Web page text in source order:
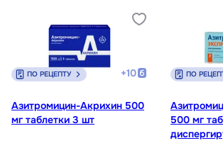
ПО РЕЦЕПТУ +10
Азитромицин-Акрихин 500
мг таблетки 3 шт
ПО
500 мг